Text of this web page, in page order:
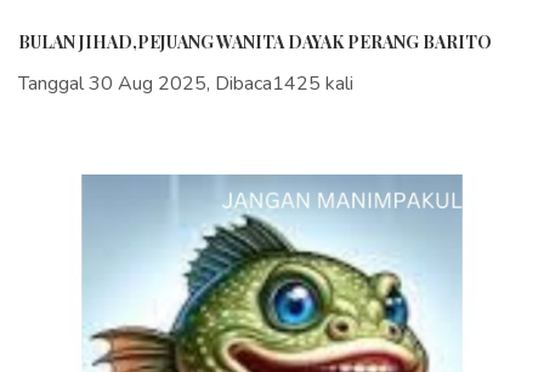
BULAN JIHAD,PEJUANG WANITA DAYAK PERANG BARITO
Tanggal 30 Aug 2025, Dibaca1425 kali